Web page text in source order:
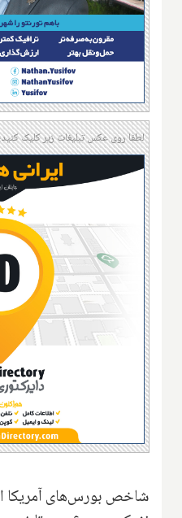
لطفا روی عکس تبلیغات زیر کلیک
شاخص بورس‌های آمریکا